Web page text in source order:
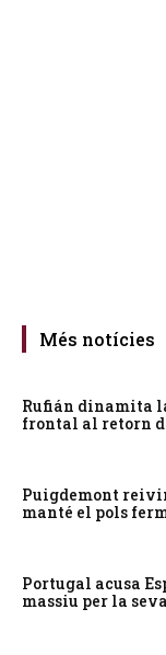
Més notícies
Rufián dinamita
frontal al retorn
Puigdemont
manté el pols
Portugal acusa
massiu per la